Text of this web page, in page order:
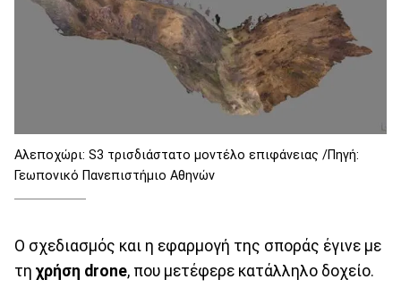
Αλεποχώρι: S3 τρισδιάστατο μοντέλο επιφάνειας /Πηγή:
Γεωπονικό Πανεπιστήμιο Αθηνών
Ο σχεδιασμός και η εφαρμογή της σποράς έγινε με
τη χρήση drone, που μετέφερε κατάλληλο δοχείο.